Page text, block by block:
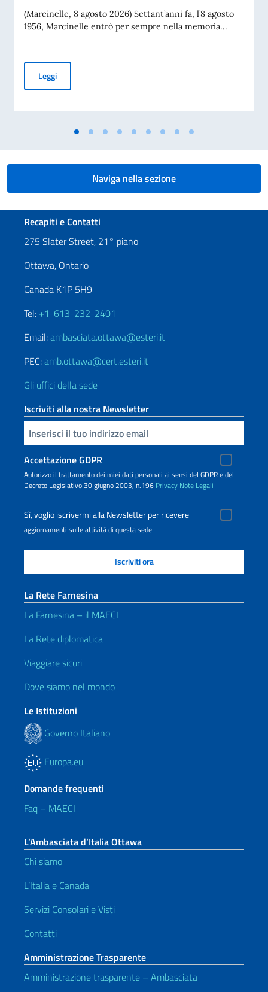
(Marcinelle, 8 agosto 2026) Settant’anni fa, l’8 agosto
1956, Marcinelle entrò per sempre nella memoria...
LeggiMESSAGGIO DEL VICE PRESIDENTE DEL CONSIGLIO DEI
Naviga nella sezione
Sezione footer
Recapiti e Contatti
275 Slater Street, 21° piano
Ottawa, Ontario
Canada K1P 5H9
Tel: +1-613-232-2401
Email:ambasciata.ottawa@esteri.it
PEC:amb.ottawa@cert.esteri.it
Gli uffici della sede
Iscriviti alla nostra Newsletter
Inserisci la tua email
Accettazione GDPR
Autorizzo il trattamento dei miei dati personali ai sensi del GDPR e del
Decreto Legislativo 30 giugno 2003, n.196 Privacy Note Legali
Sì, voglio iscrivermi alla Newsletter per ricevere
aggiornamenti sulle attività di questa sede
La Rete Farnesina
La Farnesina – il MAECI
La Rete diplomatica
Viaggiare sicuri
Dove siamo nel mondo
Le Istituzioni
Governo Italiano
Europa.eu
Domande frequenti
Faq – MAECI
L’Ambasciata d’Italia Ottawa
Chi siamo
L’Italia e Canada
Servizi Consolari e Visti
Contatti
Amministrazione Trasparente
Amministrazione trasparente – Ambasciata